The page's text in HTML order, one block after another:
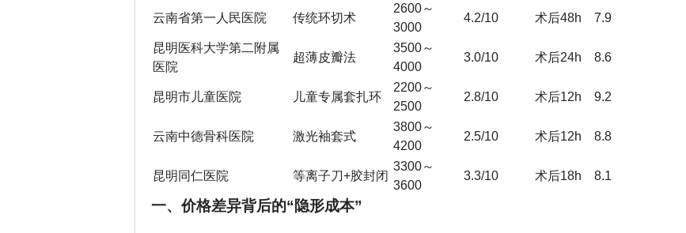
云南省第一人民医院 传统环切术
2600～
3000
4.2/10 术后48h 7.9
昆明医科大学第二附属
医院
超薄皮瓣法
3500～
4000
3.0/10 术后24h 8.6
昆明市儿童医院 儿童专属套扎环
2200～
2500
2.8/10 术后12h 9.2
云南中德骨科医院 激光袖套式
3800～
4200
2.5/10 术后12h 8.8
昆明同仁医院 等离子刀+胶封闭
3300～
3600
3.3/10 术后18h 8.1
一、价格差异背后的“隐形成本”